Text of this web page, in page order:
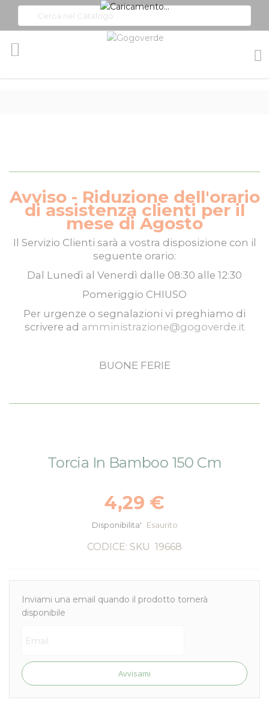
Avviso - Riduzione dell'orario
di assistenza clienti per il
mese di Agosto
Il Servizio Clienti sarà a vostra disposizione con il
seguente orario:
Dal Lunedì al Venerdì dalle 08:30 alle 12:30
Pomeriggio CHIUSO
Per urgenze o segnalazioni vi preghiamo di
scrivere ad amministrazione@gogoverde.it
BUONE FERIE
Torcia In Bamboo 150 Cm
4,29 €
Disponibilita' Esaurito
CODICE: SKU 19668
Inviami una email quando il prodotto tornerà
disponibile
Avvisami